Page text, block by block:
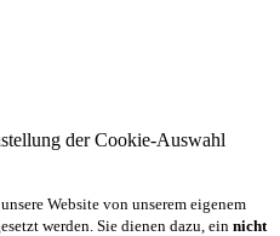
der Cookie-Auswahl
Website von unserem eigenem
werden. Sie dienen dazu, ein nicht